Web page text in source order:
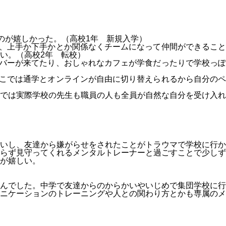
が嬉しかった。（高校1年 新規入学）
上手か下手かとか関係なくチームになって仲間ができること
。（高校2年 転校）
ーが来てたり、おしゃれなカフェが学食だったりで学校っぽ
では通学とオンラインが自由に切り替えられるから自分のペ
は実際学校の先生も職員の人も全員が自然な自分を受け入れ
し、友達から嫌がらせをされたことがトラウマで学校に行か
ず見守ってくれるメンタルトレーナーと過ごすことで少しず
嬉しい。
でした。中学で友達からのからかいやいじめで集団学校に行
ケーションのトレーニングや人との関わり方とかも専属のメ